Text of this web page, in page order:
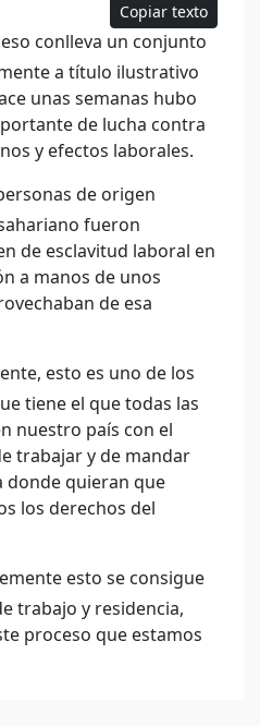
Copiar texto
conlleva un conjunto
a título ilustrativo
unas semanas hubo
de lucha contra
y efectos laborales.
de origen
fueron
de esclavitud laboral en
a manos de unos
de esa
esto es uno de los
tiene el que todas las
nuestro país con el
trabajar y de mandar
donde quieran que
los derechos del
esto se consigue
trabajo y residencia,
proceso que estamos